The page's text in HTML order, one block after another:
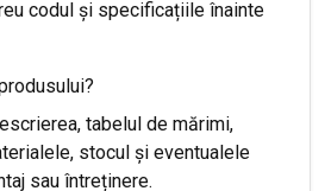
codul și specificațiile înainte
tabelul de mărimi,
stocul și eventualele
sau întreținere.